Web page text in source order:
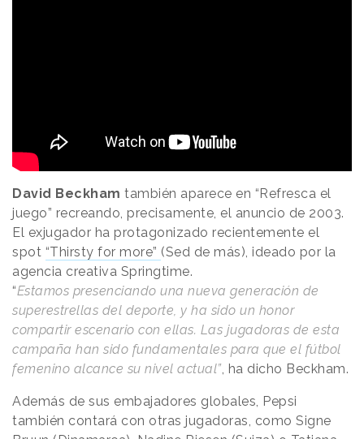
David Beckham también aparece en “Refresca el
juego” recreando, precisamente, el anuncio de 2003.
El exjugador ha protagonizado recientemente el
spot “Thirsty for more” (Sed de más), ideado por la
agencia creativa Springtime.
“Estamos presenciando una nueva generación de
superestrellas del deporte, y ha sido un honor
compartir escenario con ellas. Las jugadoras de esta
campaña han sido fundamentales para que el fútbol
femenino alcance su nivel actual” , ha dicho Beckham.
Además de sus embajadores globales, Pepsi
también contará con otras jugadoras, como Signe